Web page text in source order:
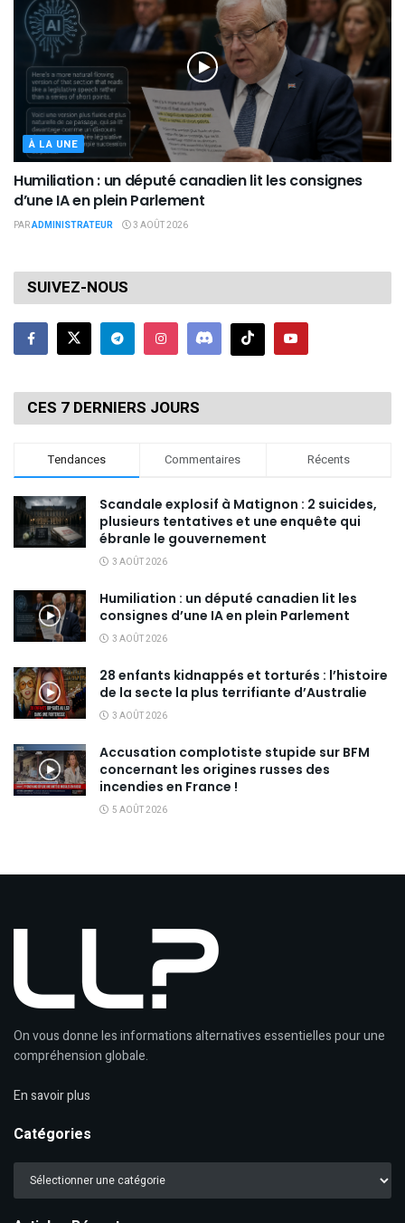
À LA UNE
Humiliation : un député canadien lit les consignes
d’une IA en plein Parlement
PARADMINISTRATEUR 3 AOÛT 2026
SUIVEZ-NOUS
CES 7 DERNIERS JOURS
Tendances Commentaires Récents
Scandale explosif à Matignon : 2 suicides,
plusieurs tentatives et une enquête qui
ébranle le gouvernement
3 AOÛT 2026
Humiliation : un député canadien lit les
consignes d’une IA en plein Parlement
3 AOÛT 2026
28 enfants kidnappés et torturés : l’histoire
de la secte la plus terrifiante d’Australie
3 AOÛT 2026
Accusation complotiste stupide sur BFM
concernant les origines russes des
incendies en France !
5 AOÛT 2026
On vous donne les informations alternatives essentielles pour une
compréhension globale.
En savoir plus
Catégories
Catégories